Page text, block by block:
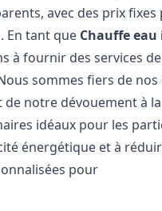
avec des prix
En tant que Chauffe
à fournir des services
sommes fiers de
notre dévouement à
idéaux pour les
énergétique et à
pour